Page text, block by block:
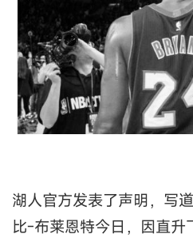
湖人官方发表了声明，写
比-布莱恩特今日，因直升